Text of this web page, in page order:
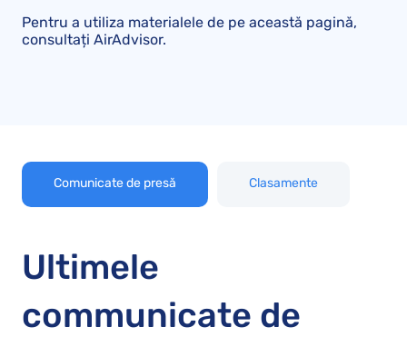
Pentru a utiliza materialele de pe această pagină,
consultați AirAdvisor.
Comunicate de presă Clasamente
Ultimele
communicate de